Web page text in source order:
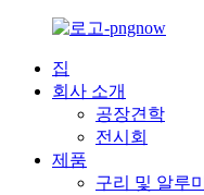
집
회사 소개
공장견학
전시회
제품
구리 및 알루